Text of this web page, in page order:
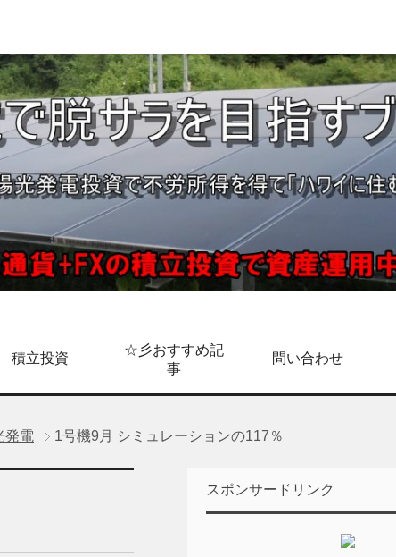
積立投資
☆彡おすすめ記
事
問い合わせ
発電 1号機9月 シミュレーションの117％
スポンサードリンク